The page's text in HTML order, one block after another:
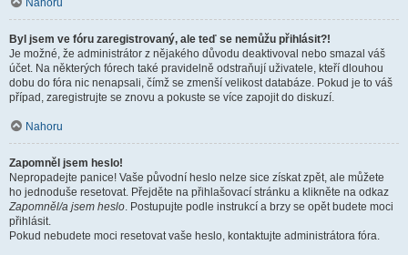
Nahoru
Byl jsem ve fóru zaregistrovaný, ale teď se nemůžu přihlásit?!
Je možné, že administrátor z nějakého důvodu deaktivoval nebo smazal váš
účet. Na některých fórech také pravidelně odstraňují uživatele, kteří dlouhou
dobu do fóra nic nenapsali, čímž se zmenší velikost databáze. Pokud je to váš
případ, zaregistrujte se znovu a pokuste se více zapojit do diskuzí.
Nahoru
Zapomněl jsem heslo!
Nepropadejte panice! Vaše původní heslo nelze sice získat zpět, ale můžete
ho jednoduše resetovat. Přejděte na přihlašovací stránku a klikněte na odkaz
Zapomněl/a jsem heslo. Postupujte podle instrukcí a brzy se opět budete moci
přihlásit.
Pokud nebudete moci resetovat vaše heslo, kontaktujte administrátora fóra.